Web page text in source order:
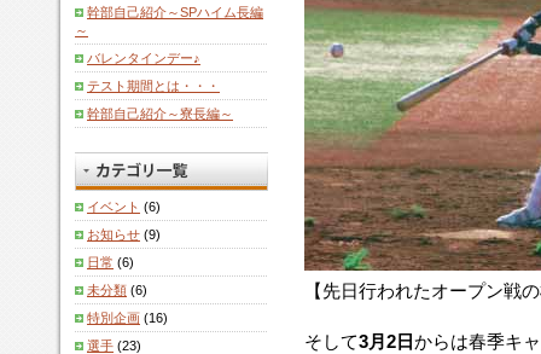
【先日行われたオープン戦
そして3月2日からは春季キ
幹部自己紹介～SPハイム長編
～
バレンタインデー♪
テスト期間とは・・・
幹部自己紹介～寮長編～
イベント (6)
お知らせ (9)
日常 (6)
未分類 (6)
特別企画 (16)
選手 (23)